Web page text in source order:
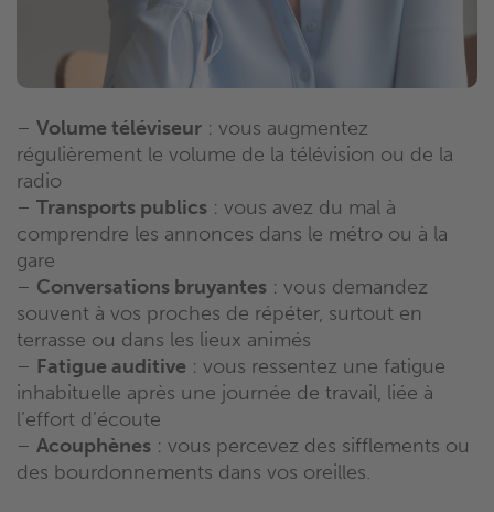
– Volume téléviseur : vous augmentez
régulièrement le volume de la télévision ou de la
radio
– Transports publics : vous avez du mal à
comprendre les annonces dans le métro ou à la
gare
– Conversations bruyantes : vous demandez
souvent à vos proches de répéter, surtout en
terrasse ou dans les lieux animés
– Fatigue auditive : vous ressentez une fatigue
inhabituelle après une journée de travail, liée à
l’effort d’écoute
– Acouphènes : vous percevez des sifflements ou
des bourdonnements dans vos oreilles.